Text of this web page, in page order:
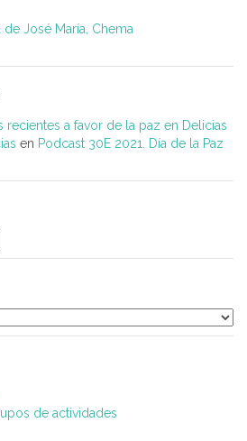
de José María, Chema
recientes a favor de la paz en Delicias
en Podcast 30E 2021. Día de la Paz
de actividades